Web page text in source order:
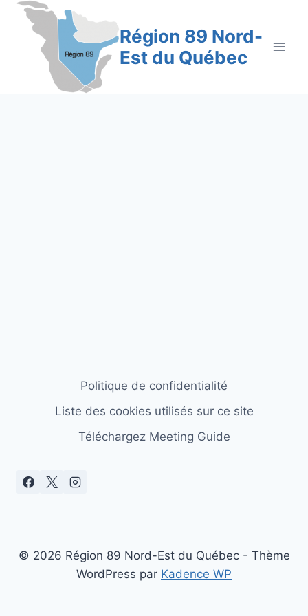
Aller
contenu
Région 89 Nord-
Est du Québec
Politique de confidentialité
Liste des cookies utilisés sur ce site
Téléchargez Meeting Guide
© 2026 Région 89 Nord-Est du Québec - Thème
WordPress par Kadence WP